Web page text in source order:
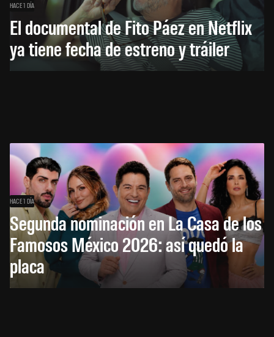
HACE 1 DÍA
El documental de Fito Páez en Netflix
ya tiene fecha de estreno y tráiler
HACE 1 DÍA
Segunda nominación en La Casa de los
Famosos México 2026: así quedó la
placa